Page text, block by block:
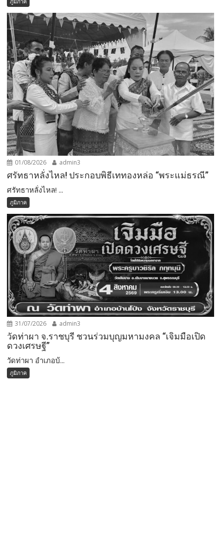
01/08/2026 admin3
ศรัทธาหลั่งไหล! ประกอบพิธีเททองหล่อ “พระแม่ธรณี”
ศรัทธาหลั่งไหล! ...
ภูมิภาค
31/07/2026 admin3
วัดท่าผา จ.ราชบุรี ชวนร่วมบุญมหามงคล “เจิมมือเปิด
ดวงเศรษฐี”
วัดท่าผา อำเภอบ้...
ภูมิภาค